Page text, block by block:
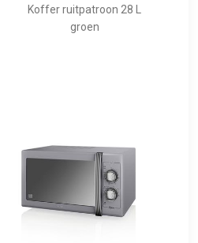
Koffer ruitpatroon 28 L
groen